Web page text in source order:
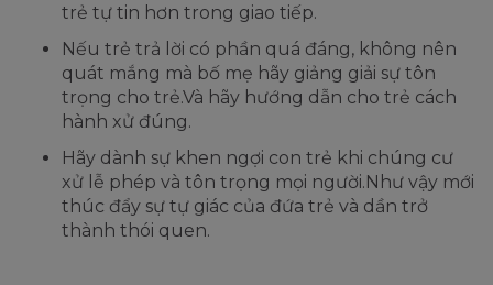
trẻ tự tin hơn trong giao tiếp.
Nếu trẻ trả lời có phần quá đáng, không nên
quát mắng mà bố mẹ hãy giảng giải sự tôn
trọng cho trẻ.Và hãy hướng dẫn cho trẻ cách
hành xử đúng.
Hãy dành sự khen ngợi con trẻ khi chúng cư
xử lễ phép và tôn trọng mọi người.Như vậy mới
thúc đẩy sự tự giác của đứa trẻ và dần trở
thành thói quen.